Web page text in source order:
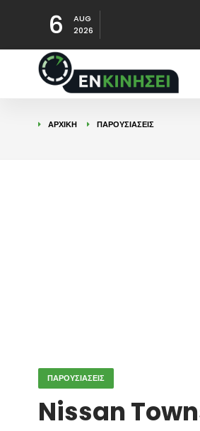
6
AUG
2026
ΑΡΧΙΚΉ ΠΑΡΟΥΣΙΑΣΕΙΣ
ΠΑΡΟΥΣΙΑΣΕΙΣ
Nissan